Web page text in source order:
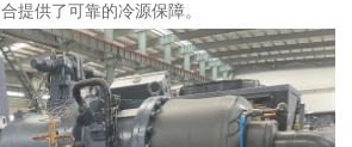
提供了可靠的冷源保障。